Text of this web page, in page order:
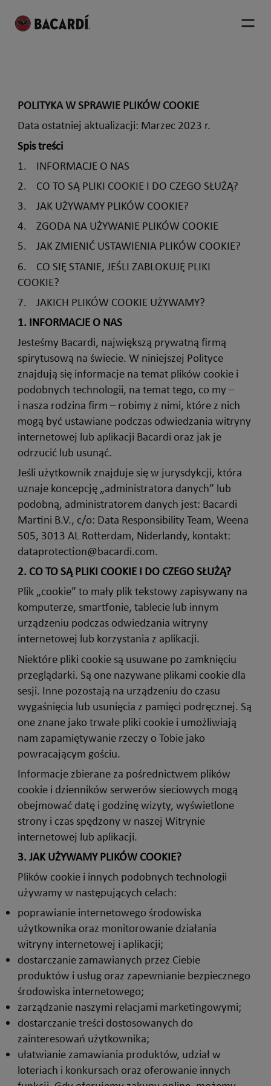
POLITYKA W SPRAWIE PLIKÓW COOKIE
Data ostatniej aktualizacji: Marzec 2023 r.
Spis treści
1. INFORMACJE O NAS
2. CO TO SĄ PLIKI COOKIE I DO CZEGO SŁUŻĄ?
3. JAK UŻYWAMY PLIKÓW COOKIE?
4. ZGODA NA UŻYWANIE PLIKÓW COOKIE
5. JAK ZMIENIĆ USTAWIENIA PLIKÓW COOKIE?
6. CO SIĘ STANIE, JEŚLI ZABLOKUJĘ PLIKI
COOKIE?
7. JAKICH PLIKÓW COOKIE UŻYWAMY?
1. INFORMACJE O NAS
Jesteśmy Bacardi, największą prywatną firmą
spirytusową na świecie. W niniejszej Polityce
znajdują się informacje na temat plików cookie i
podobnych technologii, na temat tego, co my –
i nasza rodzina firm – robimy z nimi, które z nich
mogą być ustawiane podczas odwiedzania witryny
internetowej lub aplikacji Bacardi oraz jak je
odrzucić lub usunąć.
Jeśli użytkownik znajduje się w jurysdykcji, która
uznaje koncepcję „administratora danych” lub
podobną, administratorem danych jest: Bacardi
Martini B.V., c/o: Data Responsibility Team, Weena
505, 3013 AL Rotterdam, Niderlandy, kontakt:
dataprotection@bacardi.com.
2. CO TO SĄ PLIKI COOKIE I DO CZEGO SŁUŻĄ?
Plik „cookie” to mały plik tekstowy zapisywany na
komputerze, smartfonie, tablecie lub innym
urządzeniu podczas odwiedzania witryny
internetowej lub korzystania z aplikacji.
Niektóre pliki cookie są usuwane po zamknięciu
przeglądarki. Są one nazywane plikami cookie dla
sesji. Inne pozostają na urządzeniu do czasu
wygaśnięcia lub usunięcia z pamięci podręcznej. Są
one znane jako trwałe pliki cookie i umożliwiają
nam zapamiętywanie rzeczy o Tobie jako
powracającym gościu.
Informacje zbierane za pośrednictwem plików
cookie i dzienników serwerów sieciowych mogą
obejmować datę i godzinę wizyty, wyświetlone
strony i czas spędzony w naszej Witrynie
internetowej lub aplikacji.
3. JAK UŻYWAMY PLIKÓW COOKIE?
Plików cookie i innych podobnych technologii
używamy w następujących celach:
poprawianie internetowego środowiska
użytkownika oraz monitorowanie działania
witryny internetowej i aplikacji;
dostarczanie zamawianych przez Ciebie
produktów i usług oraz zapewnianie bezpiecznego
środowiska internetowego;
zarządzanie naszymi relacjami marketingowymi;
dostarczanie treści dostosowanych do
zainteresowań użytkownika;
ułatwianie zamawiania produktów, udział w
loteriach i konkursach oraz oferowanie innych